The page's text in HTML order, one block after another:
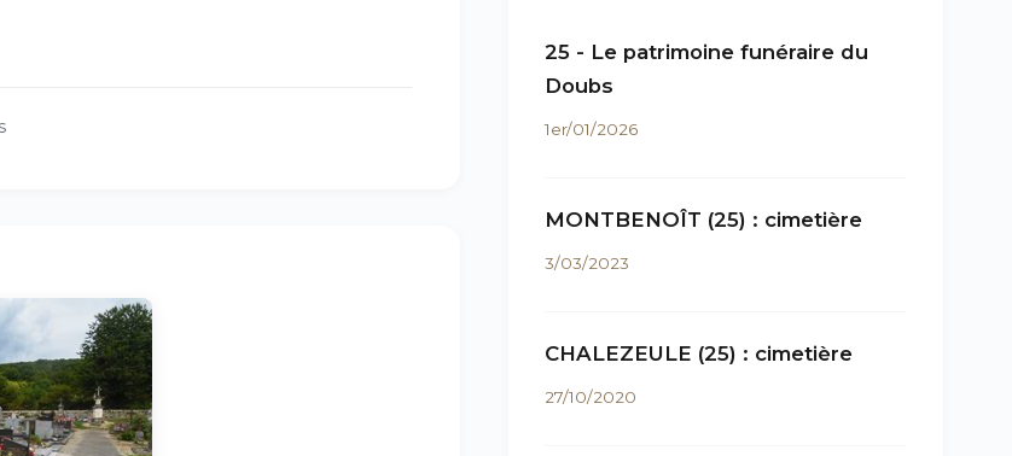
25 - Le patrimoine funéraire du
Doubs
1er/01/2026
MONTBENOÎT (25) : cimetière
3/03/2023
CHALEZEULE (25) : cimetière
27/10/2020